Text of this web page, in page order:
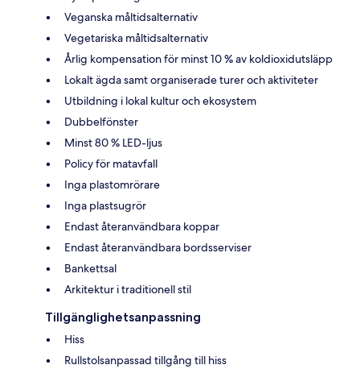
Veganska måltidsalternativ
Vegetariska måltidsalternativ
Årlig kompensation för minst 10 % av koldioxidutsläpp
Lokalt ägda samt organiserade turer och aktiviteter
Utbildning i lokal kultur och ekosystem
Dubbelfönster
Minst 80 % LED-ljus
Policy för matavfall
Inga plastomrörare
Inga plastsugrör
Endast återanvändbara koppar
Endast återanvändbara bordsserviser
Bankettsal
Arkitektur i traditionell stil
Tillgänglighetsanpassning
Hiss
Rullstolsanpassad tillgång till hiss